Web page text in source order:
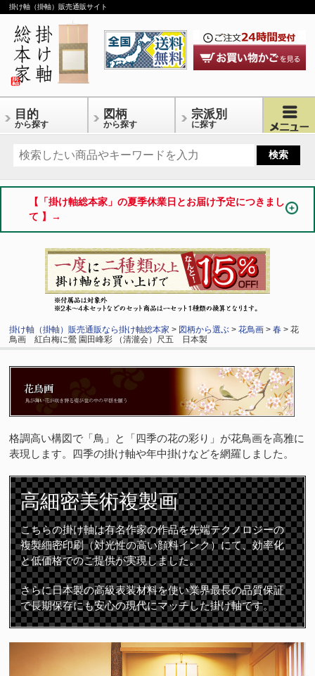
掛け軸（掛軸）販売通販サイト
目的
から探す
図柄
から探す
宗派別
に探す
【「掛け軸総本家」の夏季休業日とお届け予定につきまし
て 】→
掛け軸（掛軸）販売通販なら掛け軸総本家 > 図柄から選ぶ >花鳥画 >春 > 花
鳥画 紅白梅に鶯 園田峰彩 （清瀧会）尺五 日本製
格調高い構図で「鳥」と「四季の花の彩り」が花鳥画を高雅に
表現します。四季の掛け軸や年中掛けなどを網羅しました。
高細密美術複製画
こちらの掛け軸は有名作家の作品を先端テクノロジーの
複製細密印刷（対光性の高い顔料インク）にて、効率化
と低価格でのご提供が実現しました。
さらに日本製の高級表装材料を使い業界最長の品質保証
で長期保存にも安心の現代にマッチした掛け軸です。